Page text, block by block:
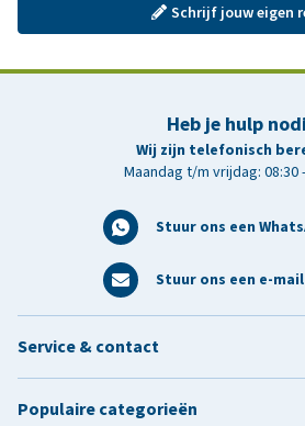
Schrijf jouw eigen
Heb je hulp
Wij zijn telefonisch
Maandag t/m vrijdag: 08:30
Stuur ons een
Stuur ons een e-mail
Service & contact
Populaire categorieën